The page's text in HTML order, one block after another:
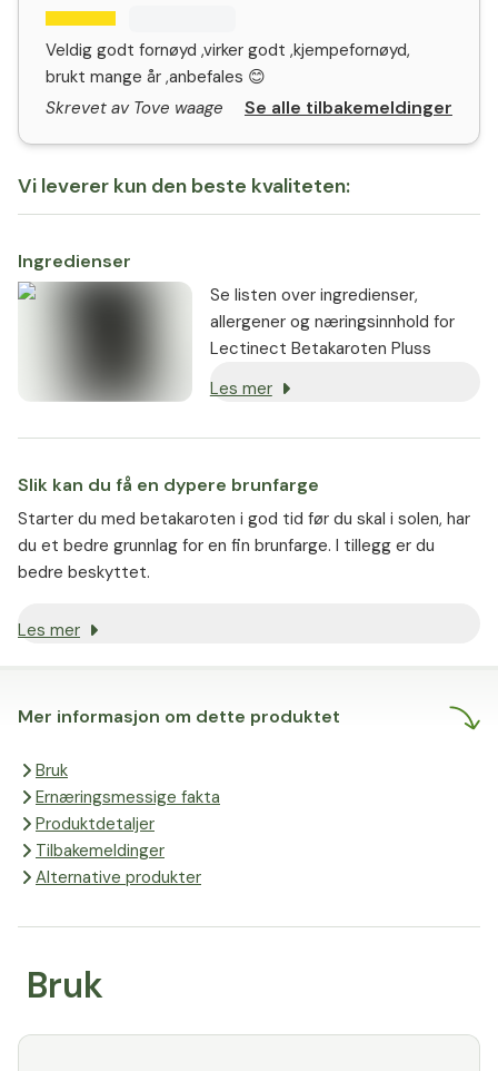
Veldig godt fornøyd ,virker godt ,kjempefornøyd,
brukt mange år ,anbefales 😊
Skrevet av Tove waage
Se alle tilbakemeldinger
Vi leverer kun den beste kvaliteten:
Ingredienser
Se listen over ingredienser,
allergener og næringsinnhold for
Lectinect Betakaroten Pluss
Les mer
Slik kan du få en dypere brunfarge
Starter du med betakaroten i god tid før du skal i solen, har
du et bedre grunnlag for en fin brunfarge. I tillegg er du
bedre beskyttet.
Les mer
Mer informasjon om dette produktet
Bruk
Ernæringsmessige fakta
Produktdetaljer
Tilbakemeldinger
Alternative produkter
Bruk